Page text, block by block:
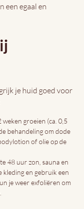
een egaal en
je huid goed voor
groeien (ca. 0,5
behandeling om dode
of olie op de
48 uur zon, sauna en
en gebruik een
je weer exfoliëren om